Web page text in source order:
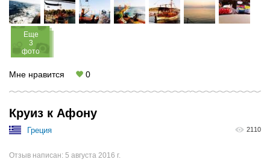
Eще
3
фото
Мне нравится 0
Круиз к Афону
Греция 2110
Отзыв написан: 5 августа 2016 г.